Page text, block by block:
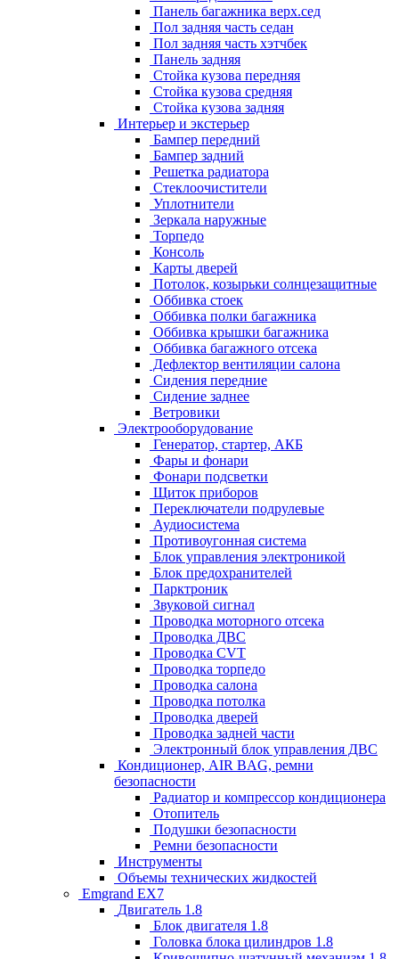
Панель багажника верх.сед
Пол задняя часть седан
Пол задняя часть хэтчбек
Панель задняя
Стойка кузова передняя
Стойка кузова средняя
Стойка кузова задняя
Интерьер и экстерьер
Бампер передний
Бампер задний
Решетка радиатора
Стеклоочистители
Уплотнители
Зеркала наружные
Торпедо
Консоль
Карты дверей
Потолок, козырьки солнцезащитные
Оббивка стоек
Оббивка полки багажника
Оббивка крышки багажника
Оббивка багажного отсека
Дефлектор вентиляции салона
Сидения передние
Сидение заднее
Ветровики
Электрооборудование
Генератор, стартер, АКБ
Фары и фонари
Фонари подсветки
Щиток приборов
Переключатели подрулевые
Аудиосистема
Противоугонная система
Блок управления электроникой
Блок предохранителей
Парктроник
Звуковой сигнал
Проводка моторного отсека
Проводка ДВС
Проводка CVT
Проводка торпедо
Проводка салона
Проводка потолка
Проводка дверей
Проводка задней части
Электронный блок управления ДВС
Кондиционер, AIR BAG, ремни
безопасности
Радиатор и компрессор кондиционера
Отопитель
Подушки безопасности
Ремни безопасности
Инструменты
Объемы технических жидкостей
Emgrand EX7
Двигатель 1.8
Блок двигателя 1.8
Головка блока цилиндров 1.8